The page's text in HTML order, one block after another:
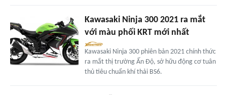
Kawasaki Ninja 300 2021 ra mắt
với màu phối KRT mới nhất
Kawasaki Ninja 300 phiên bản 2021 chính thức
ra mắt thị trường Ấn Độ, sở hữu động cơ tuân
thủ tiêu chuẩn khí thải BS6.